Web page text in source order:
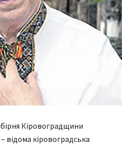
Кіровоградщини
відома кіровоградська